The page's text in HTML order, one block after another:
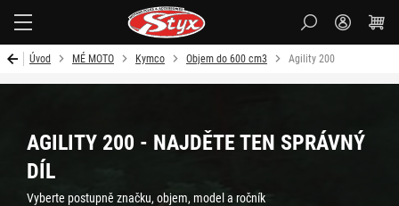
Úvod MÉ MOTO Kymco Objem do 600 cm3 Agility 200
AGILITY 200 - NAJDĚTE TEN SPRÁVNÝ
DÍL
Vyberte postupně značku, objem, model a ročník